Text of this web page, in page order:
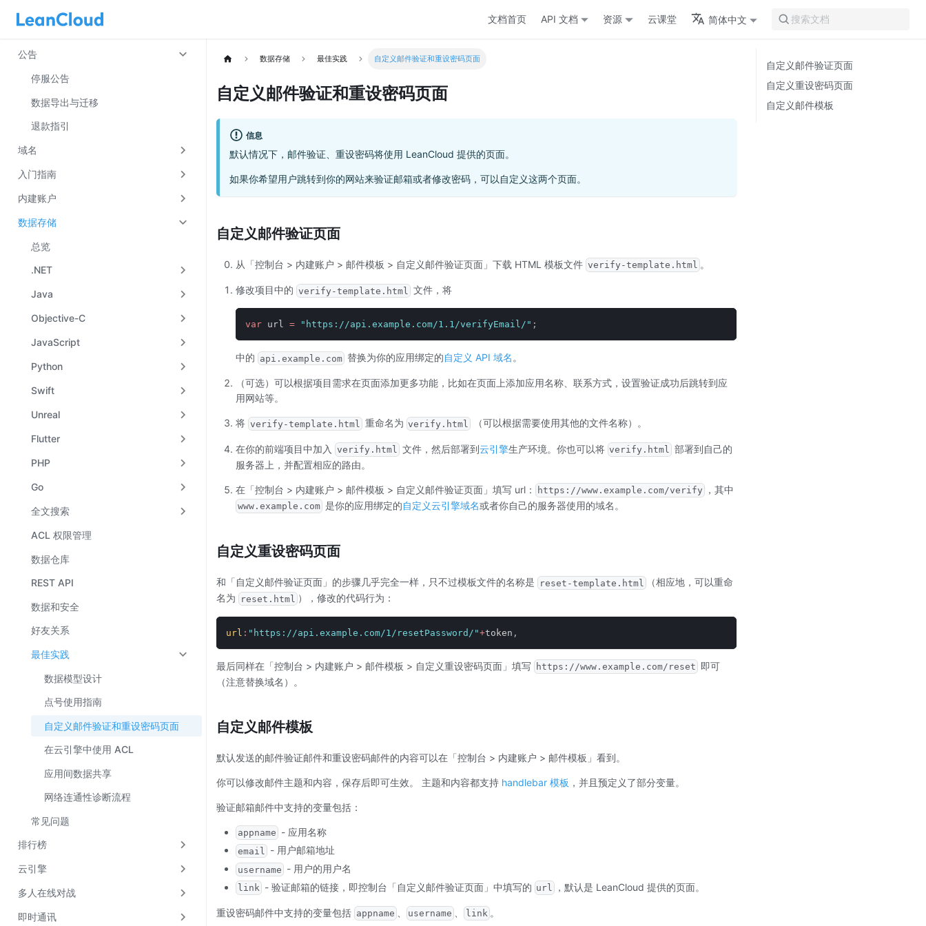
文档首页 API 文档 资源 云课堂 简体中文 搜索文档
公告
停服公告
数据导出与迁移
退款指引
域名
入门指南
内建账户
数据存储
总览
.NET
Java
Objective-C
JavaScript
Python
Swift
Unreal
Flutter
PHP
Go
全文搜索
ACL 权限管理
数据仓库
REST API
数据和安全
好友关系
最佳实践
数据模型设计
点号使用指南
自定义邮件验证和重设密码页面
在云引擎中使用 ACL
应用间数据共享
网络连通性诊断流程
常见问题
排行榜
云引擎
多人在线对战
即时通讯
数据存储 最佳实践 自定义邮件验证和重设密码页面
自定义邮件验证和重设密码页面
信息
默认情况下，邮件验证、重设密码将使用 LeanCloud 提供的页面。
如果你希望用户跳转到你的网站来验证邮箱或者修改密码，可以自定义这两个页面。
自定义邮件验证页面
从「控制台 > 内建账户 > 邮件模板 > 自定义邮件验证页面」下载 HTML 模板文件 verify-template.html 。
修改项目中的 verify-template.html 文件，将
var url = "https://api.example.com/1.1/verifyEmail/" ;
中的 api.example.com替换为你的应用绑定的自定义 API 域名 。
（可选）可以根据项目需求在页面添加更多功能，比如在页面上添加应用名称、联系方式，设置验证成功后跳转到应
用网站等。
将 verify-template.html 重命名为 verify.html （可以根据需要使用其他的文件名称）。
在你的前端项目中加入 verify.html 文件，然后部署到云引擎生产环境。你也可以将 verify.html
部署到自己的
服务器上，并配置相应的路由。
在「控制台 > 内建账户 > 邮件模板 > 自定义邮件验证页面」填写 url： https://www.example.com/verify ，其中
www.example.com 是你的应用绑定的自定义云引擎域名或者你自己的服务器使用的域名。
自定义重设密码页面
和「自定义邮件验证页面」的步骤几乎完全一样，只不过模板文件的名称是 reset-template.html （相应地，可以重命
名为
reset.html ），修改的代码行为：
url : "https://api.example.com/1/resetPassword/"+token ,
最后同样在「控制台 > 内建账户 > 邮件模板 > 自定义重设密码页面」填写 https://www.example.com/reset 即可
（注意替换域名）。
自定义邮件模板
默认发送的邮件验证邮件和重设密码邮件的内容可以在「控制台 > 内建账户 > 邮件模板」看到。
你可以修改邮件主题和内容，保存后即可生效。 主题和内容都支持 handlebar 模板 ，并且预定义了部分变量。
验证邮箱邮件中支持的变量包括：
appname - 应用名称
email - 用户邮箱地址
username - 用户的用户名
link - 验证邮箱的链接，即控制台「自定义邮件验证页面」中填写的 url ，默认是 LeanCloud 提供的页面。
重设密码邮件中支持的变量包括 appname username link 。
自定义邮件验证页面
自定义重设密码页面
自定义邮件模板